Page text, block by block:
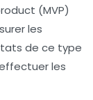
(MVP)
les
de ce type
les